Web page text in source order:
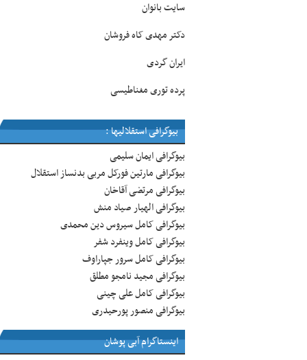
سایت بانوان
دکتر مهدی کاه فروشان
ایران گردی
پرده توری مغناطیسی
بیوگرافی استقلالیها :
بیوگرافی ایمان سلیمی
بیوگرافی مارتین فورکل مربی بدنساز استقلال
بیوگرافی مرتضی آقاخان
بیوگرافی الهیار صیاد منش
بیوگرافی کامل سیروس دین محمدی
بیوگرافی کامل وینفرد شفر
بیوگرافی کامل سرور جپاراوف
بیوگرافی مجید نامجو مطلق
بیوگرافی کامل علی چینی
بیوگرافی منصور پورحیدری
اینستاگرام آبی پوشان